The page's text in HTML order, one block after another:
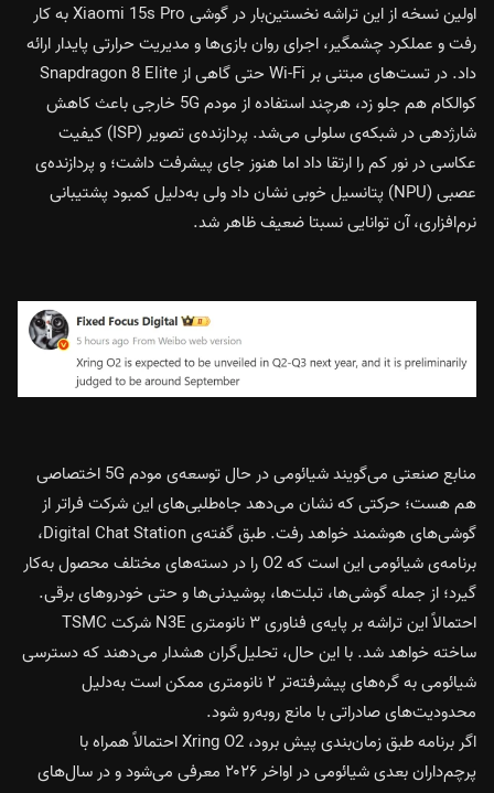
اولین نسخه از این تراشه نخستین‌بار در گوشی Xiaomi 15s Pro به کار
رفت و عملکرد چشمگیر، اجرای روان بازی‌ها و مدیریت حرارتی پایدار ارائه
داد. در تست‌های مبتنی بر Wi-Fi حتی گاهی از Snapdragon 8 Elite
کوالکام هم جلو زد، هرچند استفاده از مودم 5G خارجی باعث کاهش
شارژدهی در شبکه‌ی سلولی می‌شد. پردازنده‌ی تصویر (ISP) کیفیت
عکاسی در نور کم را ارتقا داد اما هنوز جای پیشرفت داشت؛ و پردازنده‌ی
عصبی (NPU) پتانسیل خوبی نشان داد ولی به‌دلیل کمبود پشتیبانی
نرم‌افزاری، آن توانایی نسبتا ضعیف ظاهر شد.
منابع صنعتی می‌گویند شیائومی در حال توسعه‌ی مودم 5G اختصاصی
هم هست؛ حرکتی که نشان می‌دهد جاه‌طلبی‌های این شرکت فراتر از
گوشی‌های هوشمند خواهد رفت. طبق گفته‌ی Digital Chat Station،
برنامه‌ی شیائومی این است که O2 را در دسته‌های مختلف محصول به‌کار
گیرد؛ از جمله گوشی‌ها، تبلت‌ها، پوشیدنی‌ها و حتی خودروهای برقی.
احتمالاً این تراشه بر پایه‌ی فناوری ۳ نانومتری N3E شرکت TSMC
ساخته خواهد شد. با این حال، تحلیل‌گران هشدار می‌دهند که دسترسی
شیائومی به گره‌های پیشرفته‌تر ۲ نانومتری ممکن است به‌دلیل
محدودیت‌های صادراتی با مانع روبه‌رو شود.
اگر برنامه طبق زمان‌بندی پیش برود، Xring O2 احتمالاً همراه با
پرچم‌داران بعدی شیائومی در اواخر ۲۰۲۶ معرفی می‌شود و در سال‌های